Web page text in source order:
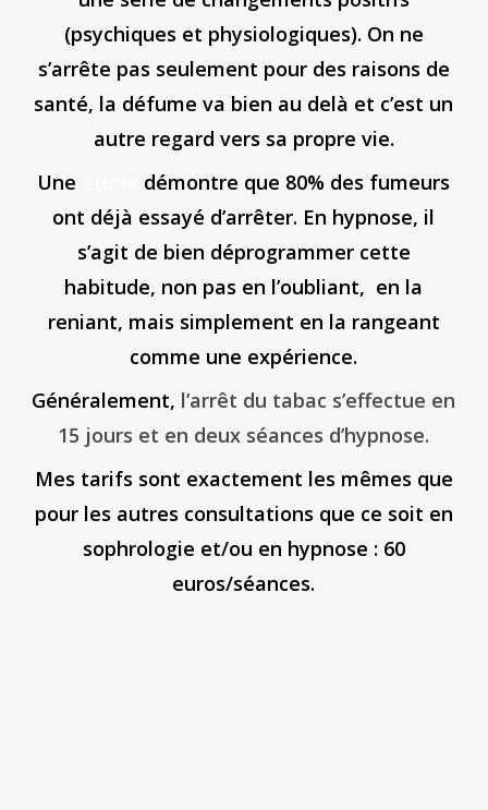
(psychiques et physiologiques). On ne
s’arrête pas seulement pour des raisons de
santé, la défume va bien au delà et c’est un
autre regard vers sa propre vie.
Une
démontre que 80% des fumeurs
ont déjà essayé d’arrêter. En hypnose, il
s’agit de bien déprogrammer cette
habitude, non pas en l’oubliant, en la
reniant, mais simplement en la rangeant
comme une expérience.
Généralement, l’arrêt du tabac s’effectue en
15 jours et en deux séances d’hypnose.
Mes tarifs sont exactement les mêmes que
pour les autres consultations que ce soit en
sophrologie et/ou en hypnose : 60
euros/séances.